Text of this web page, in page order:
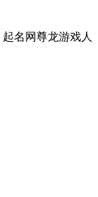
起名网尊龙游戏人